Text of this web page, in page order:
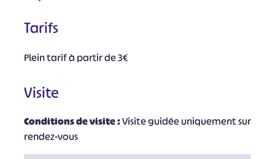
Tarifs
Plein tarif à partir de 3€
Visite
Conditions de visite :Visite guidée uniquement sur
rendez-vous